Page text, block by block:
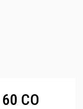
CO